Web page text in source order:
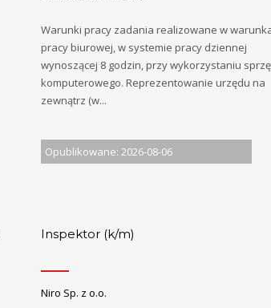
Warunki pracy zadania realizowane w
pracy biurowej, w systemie pracy dziennej
wynoszącej 8 godzin, przy wykorzystaniu
komputerowego. Reprezentowanie urzędu na
zewnątrz (w...
Opublikowane: 2026-08-06
Inspektor (k/m)
Niro Sp. z o.o.